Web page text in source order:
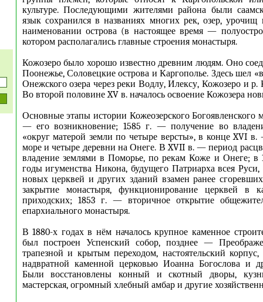
культуре. Последующими жителями района были
язык сохранился в названиях многих рек, озер, урочищ
наименовании острова (в настоящее время —
котором располагались главные строения монастыря.
Кожозеро было хорошо известно древним людям. Оно
Поонежье, Соловецкие острова и Каргополье. Здесь шел
Онежского озера через реки Водлу, Илексу, Кожозеро и
Во второй половине XV в. началось освоение Кожозера
Основные этапы истории Кожеозерского Богоявленского
— его возникновение; 1585 г. — получение во
«округ матерой земли по четыре версты», в конце XVI
море и четыре деревни на Онеге. В XVII в. — период
владение землями в Поморье, по рекам Коже и Онеге; в
годы игуменства Никона, будущего Патриарха всея
новых церквей и других зданий взамен ранее
закрытие монастыря, функционирование церквей в
приходских; 1853 г. — вторичное открытие
епархиального монастыря.
В 1880-х годах в нём началось крупное каменное
был построен Успенский собор, позднее —
трапезной и крытым переходом, настоятельский
надвратной каменной церковью Иоанна Богослова и
Были восстановлены конный и скотный дворы,
мастерская, огромный хлебный амбар и другие